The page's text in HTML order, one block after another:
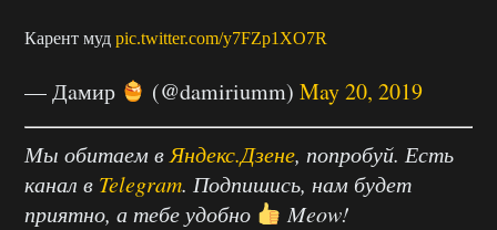
Карент муд pic.twitter.com/y7FZp1XO7R
— Дaмир (@damiriumm) May 20, 2019
Мы обитаем в Яндекс.Дзене, попробуй. Есть
канал в Telegram. Подпишись, нам будет
приятно, а тебе удобно
Meow!